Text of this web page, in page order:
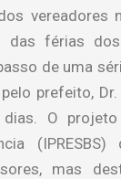
vereadores
das férias
de uma
prefeito,
dias. O
mas